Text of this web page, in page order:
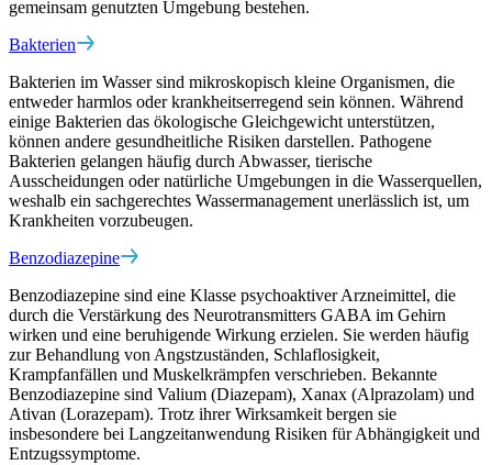
gemeinsam genutzten Umgebung bestehen.
Bakterien
Bakterien im Wasser sind mikroskopisch kleine Organismen, die
entweder harmlos oder krankheitserregend sein können. Während
einige Bakterien das ökologische Gleichgewicht unterstützen,
können andere gesundheitliche Risiken darstellen. Pathogene
Bakterien gelangen häufig durch Abwasser, tierische
Ausscheidungen oder natürliche Umgebungen in die Wasserquellen,
weshalb ein sachgerechtes Wassermanagement unerlässlich ist, um
Krankheiten vorzubeugen.
Benzodiazepine
Benzodiazepine sind eine Klasse psychoaktiver Arzneimittel, die
durch die Verstärkung des Neurotransmitters GABA im Gehirn
wirken und eine beruhigende Wirkung erzielen. Sie werden häufig
zur Behandlung von Angstzuständen, Schlaflosigkeit,
Krampfanfällen und Muskelkrämpfen verschrieben. Bekannte
Benzodiazepine sind Valium (Diazepam), Xanax (Alprazolam) und
Ativan (Lorazepam). Trotz ihrer Wirksamkeit bergen sie
insbesondere bei Langzeitanwendung Risiken für Abhängigkeit und
Entzugssymptome.